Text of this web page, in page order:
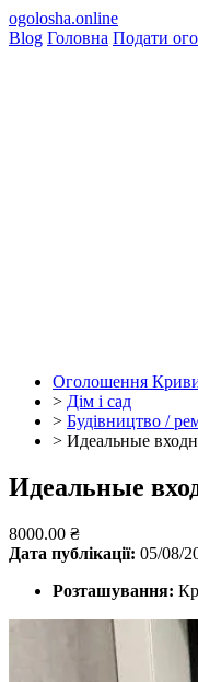
ogolosha.online
Blog Головна Подати
Оголошення
> Дім і сад
> Будівництво /
> Идеальные
Идеальные
8000.00 ₴
Дата публікації: 05/08/
Розташування: